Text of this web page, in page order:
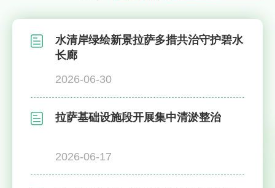
水清岸绿绘新景拉萨多措共治守护碧水
长廊
2026-06-30
拉萨基础设施段开展集中清淤整治
2026-06-17